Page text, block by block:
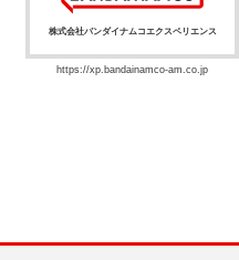
株式会社バンダイナムコエクスペリエンス
https://xp.bandainamco-am.co.jp